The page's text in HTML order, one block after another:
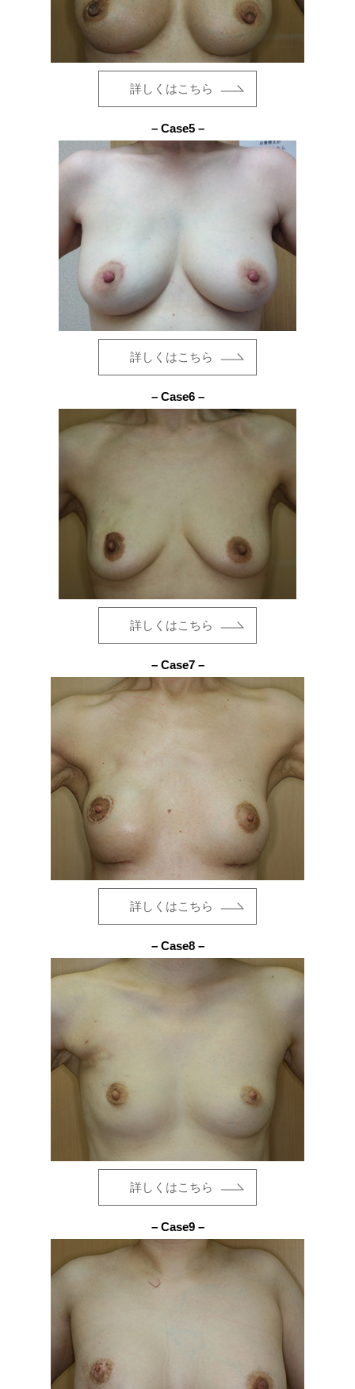
詳しくはこちら
– Case5 –
詳しくはこちら
– Case6 –
詳しくはこちら
– Case7 –
詳しくはこちら
– Case8 –
詳しくはこちら
– Case9 –